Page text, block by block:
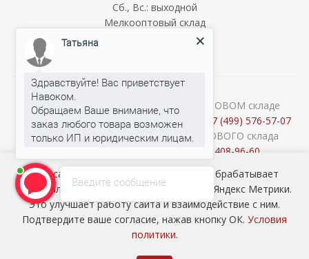
Сб., Вс.: выходной
Мелкооптовый склад
Пн. – Пт.: с 9:00 до 18:00
О наличии и стоимости товара на ОПТОВОМ складе
уточняйте у менеджеров по телефону:
+7 (499) 576-57-07
Консультации продавцов МЕЛКООПТОВОГО склада
+7 (926) 408-96-60
2026 © ООО «НАВОКОМ» - хозтовары, посуда и товары для
сада ОПТОМ
Наш сайт использует cookie-файлы и обрабатывает
персональные данные с использованием Яндекс Метрики.
Это улучшает работу сайта и взаимодействие с ним.
Подтвердите ваше согласие, нажав кнопку ОК. Условия
политики.
Введите сообщение
Татьяна
Здравствуйте! Вас приветствует
Навоком.
Обращаем Ваше внимание, что
заказ любого товара возможен
Татьяна печатает...